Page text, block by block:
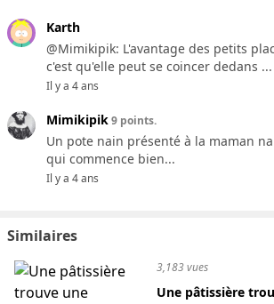
Karth
@Mimikipik: L'avantage des petits
c'est qu'elle peut se coincer dedans
Il y a 4 ans
Mimikipik9 points.
Un pote nain présenté à la maman
qui commence bien...
Il y a 4 ans
Similaires
3,183 vues
Une pâtissière